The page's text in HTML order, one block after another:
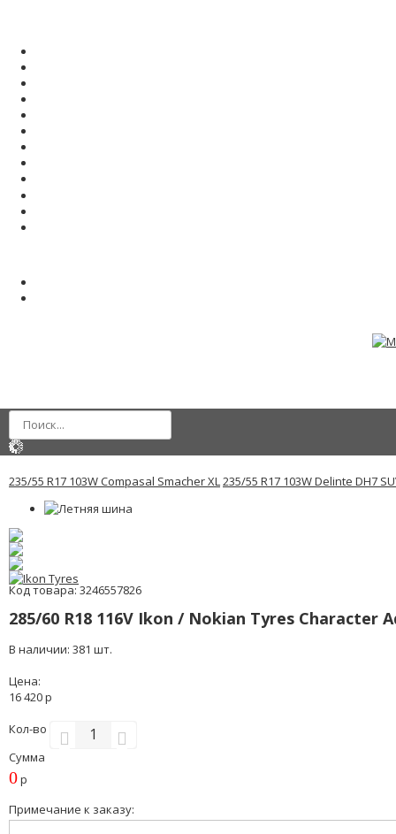
235/55 R17 103W Compasal Smacher XL235/55 R17 103W Delinte DH7
Код товара: 3246557826
285/60 R18 116V Ikon / Nokian Tyres Character
В наличии: 381 шт.
Цена:
16 420 р
Кол-во
Сумма
0р
Примечание к заказу: